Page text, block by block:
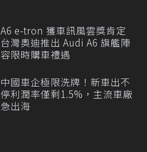
A6 e-tron 獲車訊風雲獎肯定
台灣奧迪推出 Audi A6 旗艦陣
容限時購車禮遇
中國車企極限洗牌！新車出不
停利潤率僅剩1.5%，主流車廠
急出海